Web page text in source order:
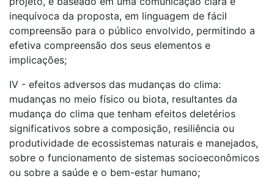
inequívoca da proposta, em linguagem de fácil
compreensão para o público envolvido, permitindo a
efetiva compreensão dos seus elementos e
implicações;
IV - efeitos adversos das mudanças do clima:
mudanças no meio físico ou biota, resultantes da
mudança do clima que tenham efeitos deletérios
significativos sobre a composição, resiliência ou
produtividade de ecossistemas naturais e manejados,
sobre o funcionamento de sistemas socioeconômicos
ou sobre a saúde e o bem-estar humano;